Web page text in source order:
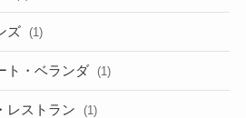
ズ (1)
ト・ベランダ (1)
レストラン (1)